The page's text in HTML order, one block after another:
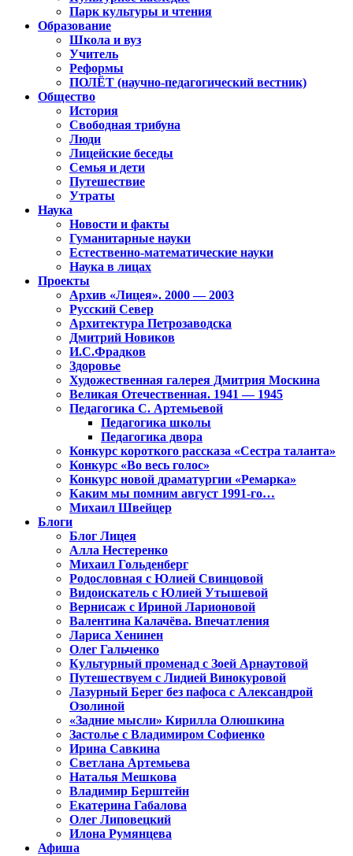
Парк культуры и чтения
Образование
Школа и вуз
Учитель
Реформы
ПОЛЁТ (научно-педагогический вестник)
Общество
История
Свободная трибуна
Люди
Лицейские беседы
Семья и дети
Путешествие
Утраты
Наука
Новости и факты
Гуманитарные науки
Естественно-математические науки
Наука в лицах
Проекты
Архив «Лицея». 2000 — 2003
Русский Север
Архитектура Петрозаводска
Дмитрий Новиков
И.С.Фрадков
Здоровье
Художественная галерея Дмитрия Москина
Великая Отечественная. 1941 — 1945
Педагогика С. Артемьевой
Педагогика школы
Педагогика двора
Конкурс короткого рассказа «Сестра таланта»
Конкурс «Во весь голос»
Конкурс новой драматургии «Ремарка»
Каким мы помним август 1991-го…
Михаил Швейцер
Блоги
Блог Лицея
Алла Нестеренко
Михаил Гольденберг
Родословная с Юлией Свинцовой
Видоискатель с Юлией Утышевой
Вернисаж с Ириной Ларионовой
Валентина Калачёва. Впечатления
Лариса Хенинен
Олег Гальченко
Культурный променад с Зоей Арнаутовой
Путешествуем с Лидией Винокуровой
Лазурный Берег без пафоса с Александрой
Озолиной
«Задние мысли» Кирилла Олюшкина
Застолье с Владимиром Софиенко
Ирина Савкина
Светлана Артемьева
Наталья Мешкова
Владимир Берштейн
Екатерина Габалова
Олег Липовецкий
Илона Румянцева
Афиша